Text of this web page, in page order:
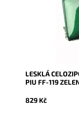
Dostupnost:
2
LESKLÁ
PIU FF-119
829 Kč